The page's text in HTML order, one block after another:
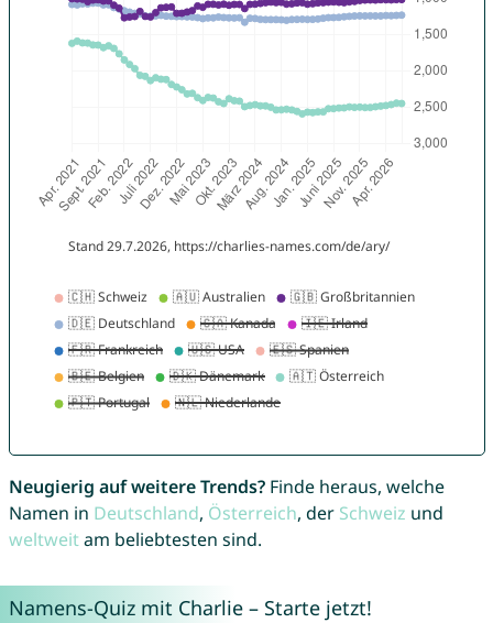
Neugierig auf weitere Trends?Finde heraus, welche
Namen in Deutschland, Österreich, der Schweiz und
weltweitam beliebtesten sind.
Namens-Quiz mit Charlie – Starte jetzt!